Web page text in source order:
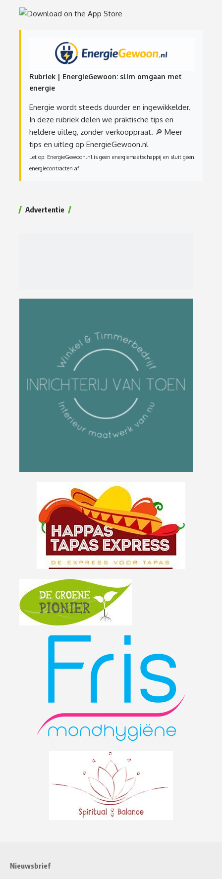
Rubriek | EnergieGewoon: slim omgaan met
energie
Energie wordt steeds duurder en ingewikkelder.
In deze rubriek delen we praktische tips en
heldere uitleg, zonder verkooppraat. 🔎 Meer
tips en uitleg op EnergieGewoon.nl
Let op: EnergieGewoon.nl is geen energiemaatschappij en sluit geen
energiecontracten af.
Advertentie
Nieuwsbrief